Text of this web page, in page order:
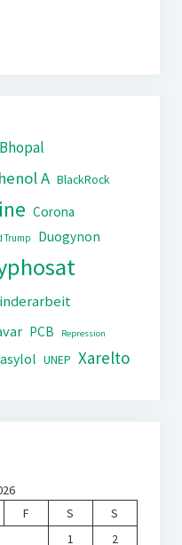
Bhopal
A BlackRock
Corona
Trump
Duogynon
PCB Repression
UNEP Xarelto
F S
S
1
2